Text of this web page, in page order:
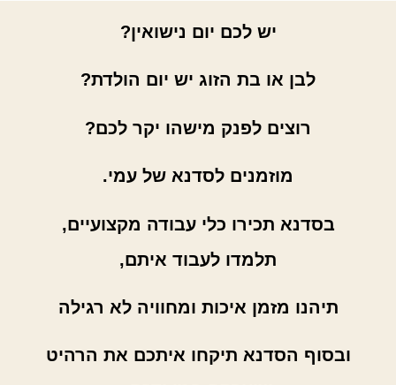
יש לכם יום נישואין?
לבן או בת הזוג יש יום הולדת?
רוצים לפנק מישהו יקר לכם?
מוזמנים לסדנא של עמי.
בסדנא תכירו כלי עבודה מקצועיים,
תלמדו לעבוד איתם,
תיהנו מזמן איכות ומחוויה לא רגילה
ובסוף הסדנא תיקחו איתכם את הרהיט